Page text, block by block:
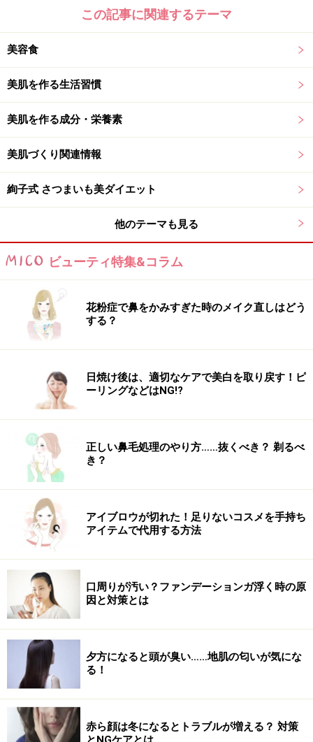
この記事に関連するテーマ
美容食
美肌を作る生活習慣
美肌を作る成分・栄養素
美肌づくり関連情報
絢子式 さつまいも美ダイエット
他のテーマも見る
ビューティ特集&コラム
花粉症で鼻をかみすぎた時のメイク直しはどう
する？
日焼け後は、適切なケアで美白を取り戻す！ピ
ーリングなどはNG!?
正しい鼻毛処理のやり方……抜くべき？ 剃るべ
き？
アイブロウが切れた！足りないコスメを手持ち
アイテムで代用する方法
口周りが汚い？ファンデーションガ浮く時の原
因と対策とは
夕方になると頭が臭い……地肌の匂いが気にな
る！
赤ら顔は冬になるとトラブルが増える？ 対策